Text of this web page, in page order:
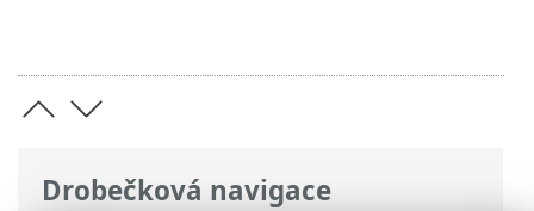
Drobečková navigace